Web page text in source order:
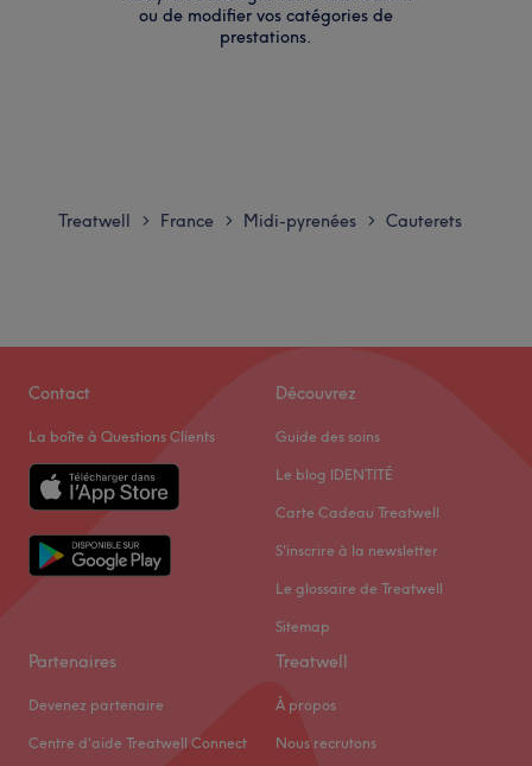
ou de modifier vos catégories de
prestations.
Treatwell > France > Midi-pyrenées > Cauterets
Contact
La boîte à Questions Clients
Découvrez
Guide des soins
Le blog IDENTITÉ
Carte Cadeau Treatwell
S'inscrire à la newsletter
Le glossaire de Treatwell
Sitemap
Partenaires
Devenez partenaire
Centre d'aide Treatwell Connect
Treatwell
À propos
Nous recrutons